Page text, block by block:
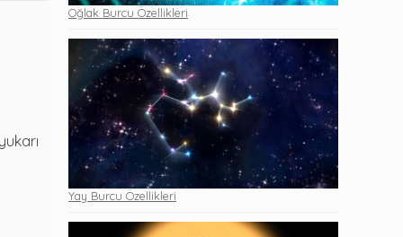
Oğlak Burcu Özellikleri
Yay Burcu Özellikleri